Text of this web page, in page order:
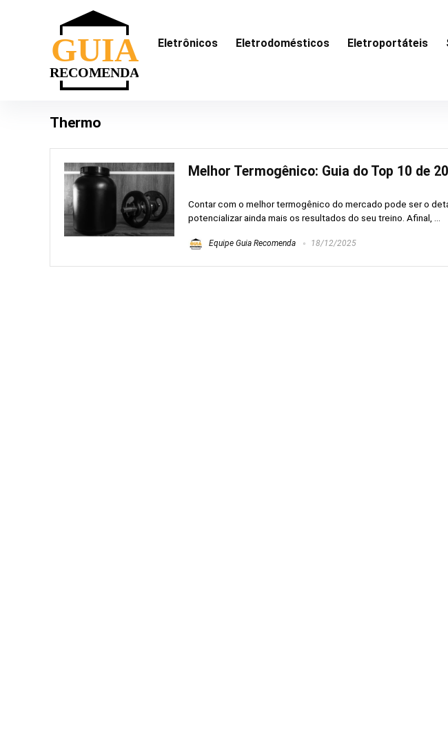
Eletrônicos Eletrodomésticos Eletroportáteis
Thermo
Melhor Termogênico: Guia do Top 10 de
Contar com o melhor termogênico do mercado pode ser o
potencializar ainda mais os resultados do seu treino. Afinal, ...
Equipe Guia Recomenda 18/12/2025